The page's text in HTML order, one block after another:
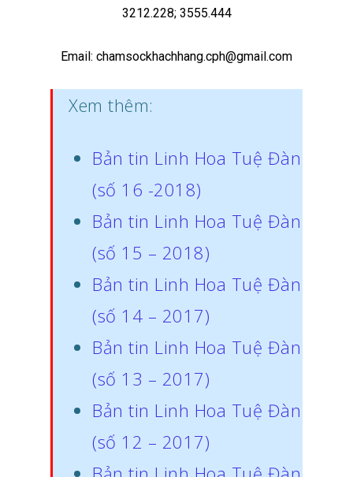
3212.228; 3555.444
Email: chamsockhachhang.cph@gmail.com
Xem thêm:
Bản tin Linh Hoa Tuệ Đàn
(số 16 -2018)
Bản tin Linh Hoa Tuệ Đàn
(số 15 – 2018)
Bản tin Linh Hoa Tuệ Đàn
(số 14 – 2017)
Bản tin Linh Hoa Tuệ Đàn
(số 13 – 2017)
Bản tin Linh Hoa Tuệ Đàn
(số 12 – 2017)